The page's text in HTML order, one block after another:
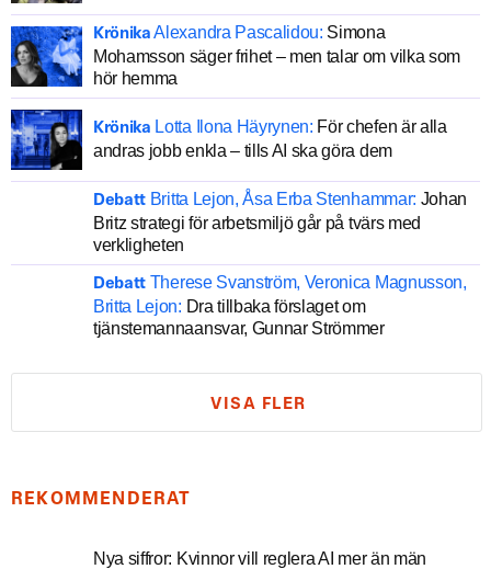
Krönika Alexandra Pascalidou: Simona
Mohamsson säger frihet – men talar om vilka som
hör hemma
Krönika Lotta Ilona Häyrynen: För chefen är alla
andras jobb enkla – tills AI ska göra dem
Debatt Britta Lejon, Åsa Erba Stenhammar: Johan
Britz strategi för arbetsmiljö går på tvärs med
verkligheten
Debatt Therese Svanström, Veronica Magnusson,
Britta Lejon: Dra tillbaka förslaget om
tjänstemannaansvar, Gunnar Strömmer
VISA FLER
REKOMMENDERAT
Nya siffror: Kvinnor vill reglera AI mer än män